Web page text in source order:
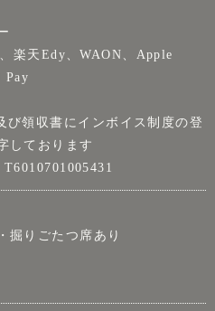
楽天Edy、WAON、Apple
Pay
び領収書にインボイス制度の登
しております
掘りごたつ席あり